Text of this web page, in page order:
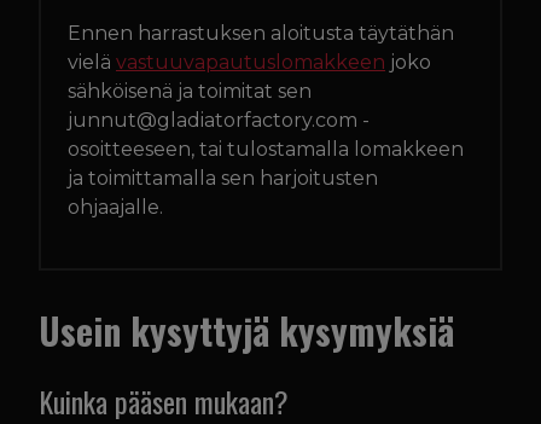
Ennen harrastuksen aloitusta täytäthän
vielä vastuuvapautuslomakkeen joko
sähköisenä ja toimitat sen
junnut@gladiatorfactory.com -
osoitteeseen, tai tulostamalla lomakkeen
ja toimittamalla sen harjoitusten
ohjaajalle.
Usein kysyttyjä kysymyksiä
Kuinka pääsen mukaan?